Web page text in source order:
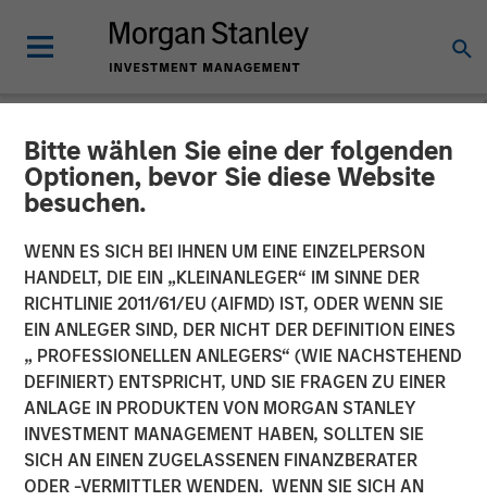
Bitte wählen Sie eine der folgenden
Optionen, bevor Sie diese Website
besuchen.
WENN ES SICH BEI IHNEN UM EINE EINZELPERSON
HANDELT, DIE EIN „KLEINANLEGER“ IM SINNE DER
RICHTLINIE 2011/61/EU (AIFMD) IST, ODER WENN SIE
EIN ANLEGER SIND, DER NICHT DER DEFINITION EINES
„ PROFESSIONELLEN ANLEGERS“ (WIE NACHSTEHEND
DEFINIERT) ENTSPRICHT, UND SIE FRAGEN ZU EINER
ANLAGE IN PRODUKTEN VON MORGAN STANLEY
INVESTMENT MANAGEMENT HABEN, SOLLTEN SIE
SICH AN EINEN ZUGELASSENEN FINANZBERATER
ODER -VERMITTLER WENDEN. WENN SIE SICH AN
NEWSROOM
Morgan Stanley Investment
Management’s 1GT
Participates in €115 Million
Investment in XOCEAN
09 JÄNNER 2025